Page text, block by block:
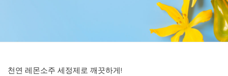
천연 레몬소주 세정제로 깨끗하게!